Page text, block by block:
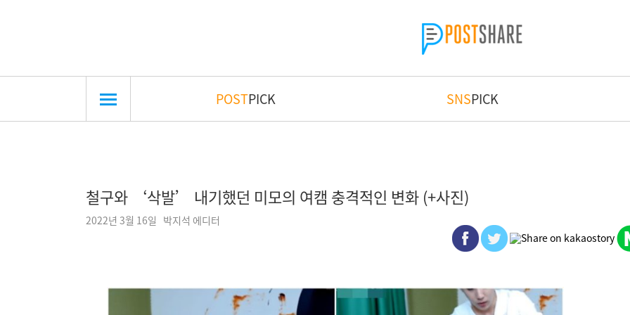
POSTPICK SNSPICK
철구와 ‘삭발’ 내기했던 미모의 여캠 충격적인 변화 (+사진)
2022년 3월 16일 박지석 에디터